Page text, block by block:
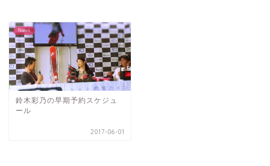
News
鈴木彩乃の早期予約スケジュ
ール
2017-06-01